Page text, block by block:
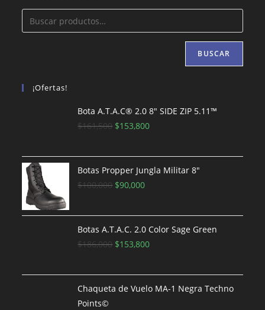
BUSCAR
¡Ofertas!
Bota A.T.A.C® 2.0 8″ SIDE ZIP 5.11™
$161,500 El
original
era:
$161,500.
$153,800El
actual
es:
Botas Propper Jungla Militar 8"
$100,000 El
original
era:
$100,000.
$90,000El
actual
es:
$90,000.
Botas A.T.A.C. 2.0 Color Sage Green
$186,000 El
original
era:
$153,800El
actual
es:
Chaqueta de Vuelo MA-1 Negra Techno
Points©